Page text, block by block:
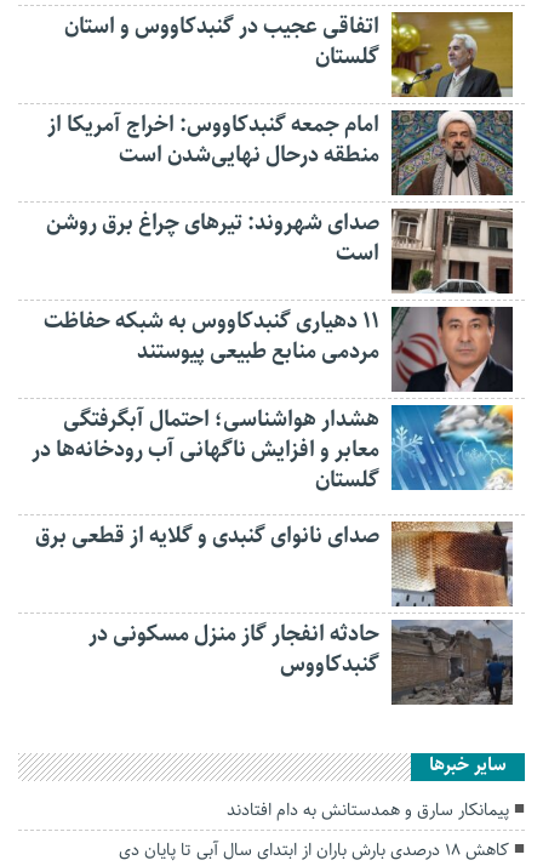
اتفاقی عجیب در‌ گنبدکاووس و استان
گلستان
امام جمعه گنبدکاووس: اخراج آمریکا از
منطقه درحال نهایی‌شدن است
صدای شهروند: تیرهای چراغ برق روشن
است
۱۱ دهیاری گنبدکاووس به شبکه حفاظت
مردمی منابع طبیعی پیوستند
هشدار هواشناسی؛ احتمال آبگرفتگی
معابر و افزایش ناگهانی آب رودخانه‌ها در
گلستان
صدای نانوای گنبدی و گلایه از قطعی برق
حادثه انفجار گاز منزل مسکونی در
گنبدکاووس
سایر خبرها
پیمانکار سارق و همدستانش به دام افتادند
کاهش ۱۸ درصدی بارش باران از ابتدای سال آبی تا پایان دی